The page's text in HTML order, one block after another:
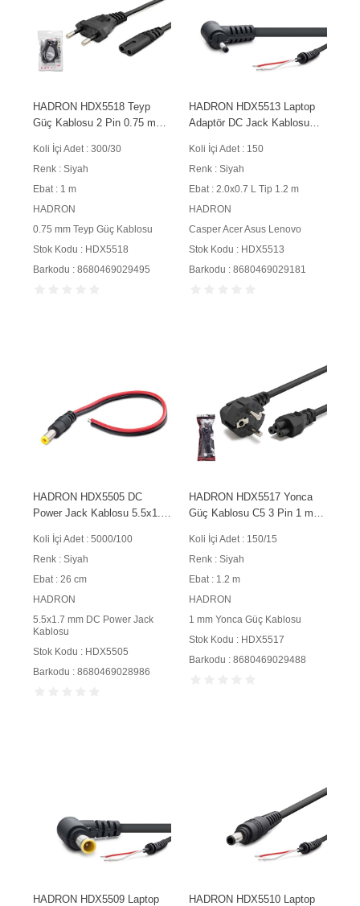
HADRON HDX5518 Teyp
Güç Kablosu 2 Pin 0.75 mm
Koli İçi Adet : 300/30
Renk : Siyah
Ebat : 1 m
HADRON
0.75 mm Teyp Güç Kablosu
Stok Kodu : HDX5518
Barkodu : 8680469029495
HADRON HDX5513 Laptop
Adaptör DC Jack Kablosu
Siyah
Koli İçi Adet : 150
Renk : Siyah
Ebat : 2.0x0.7 L Tip 1.2 m
HADRON
Casper Acer Asus Lenovo
Stok Kodu : HDX5513
Barkodu : 8680469029181
HADRON HDX5505 DC
Power Jack Kablosu 5.5x1.7
Koli İçi Adet : 5000/100
Renk : Siyah
Ebat : 26 cm
HADRON
5.5x1.7 mm DC Power Jack
Kablosu
Stok Kodu : HDX5505
Barkodu : 8680469028986
HADRON HDX5517 Yonca
Güç Kablosu C5 3 Pin 1 mm
Koli İçi Adet : 150/15
Renk : Siyah
Ebat : 1.2 m
HADRON
1 mm Yonca Güç Kablosu
Stok Kodu : HDX5517
Barkodu : 8680469029488
HADRON HDX5509 Laptop
HADRON HDX5510 Laptop